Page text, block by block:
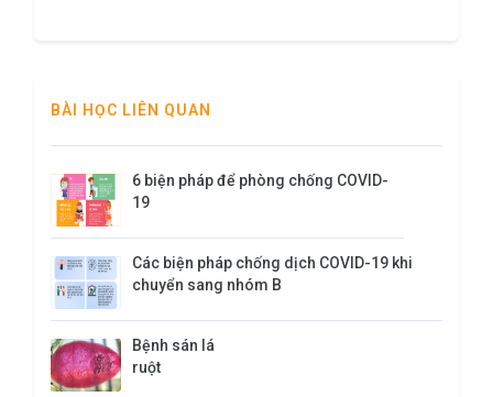
BÀI HỌC LIÊN QUAN
6 biện pháp để phòng chống COVID-
19
Các biện pháp chống dịch COVID-19 khi
chuyển sang nhóm B
​Bệnh sán lá
ruột